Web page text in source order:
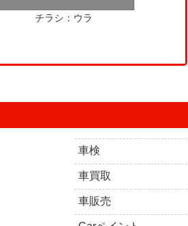
チラシ：ウラ
車検
車買取
車販売